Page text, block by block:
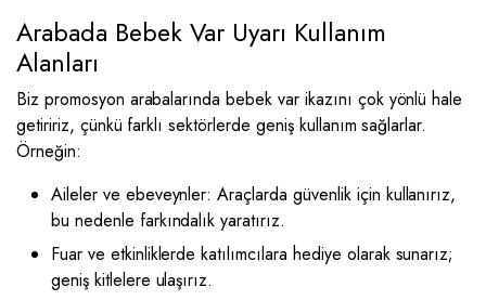
Arabada Bebek Var Uyarı Kullanım
Alanları
Biz promosyon arabalarında bebek var ikazını çok yönlü hale
getiririz, çünkü farklı sektörlerde geniş kullanım sağlarlar.
Örneğin:
Aileler ve ebeveynler: Araçlarda güvenlik için kullanırız,
bu nedenle farkındalık yaratırız.
Fuar ve etkinliklerde katılımcılara hediye olarak sunarız;
geniş kitlelere ulaşırız.